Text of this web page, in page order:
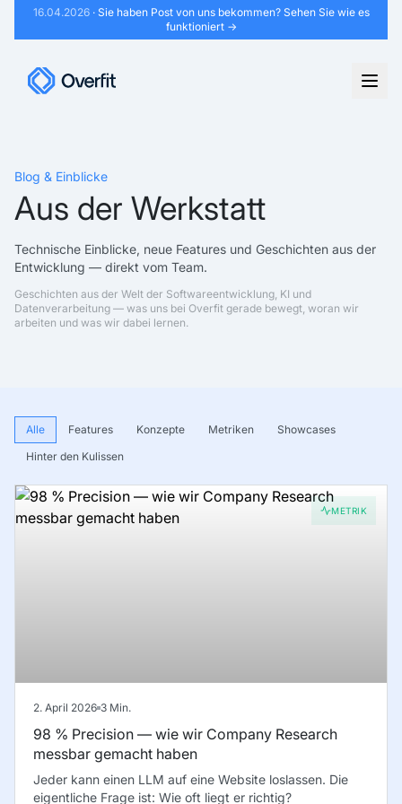
16.04.2026· Sie haben Post von uns bekommen? Sehen Sie wie es
funktioniert →
Blog & Einblicke
Aus der Werkstatt
Technische Einblicke, neue Features und Geschichten aus der
Entwicklung — direkt vom Team.
Geschichten aus der Welt der Softwareentwicklung, KI und
Datenverarbeitung — was uns bei Overfit gerade bewegt, woran wir
arbeiten und was wir dabei lernen.
Alle Features Konzepte Metriken
Showcases
Hinter den Kulissen
METRIK
2. April 2026 3 Min.
98 % Precision — wie wir Company Research
messbar gemacht haben
Jeder kann einen LLM auf eine Website loslassen. Die
eigentliche Frage ist: Wie oft liegt er richtig?